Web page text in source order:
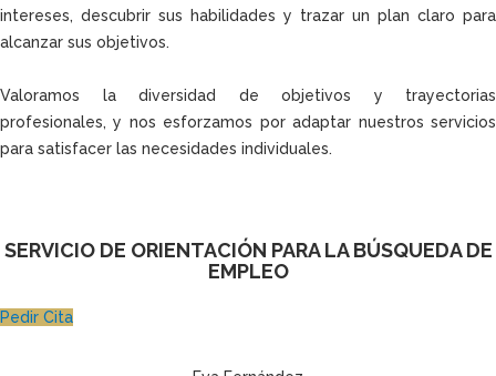
intereses, descubrir sus habilidades y trazar un plan claro para
alcanzar sus objetivos.
Valoramos la diversidad de objetivos y trayectorias
profesionales, y nos esforzamos por adaptar nuestros servicios
para satisfacer las necesidades individuales.
SERVICIO DE ORIENTACIÓN PARA LA BÚSQUEDA DE
EMPLEO
Pedir Cita